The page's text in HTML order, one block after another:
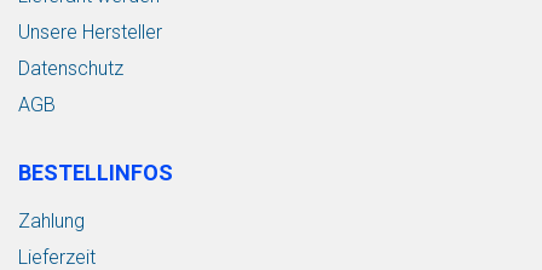
Unsere Hersteller
Datenschutz
AGB
BESTELLINFOS
Zahlung
Lieferzeit